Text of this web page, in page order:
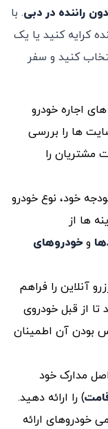
راننده در دبی. با
کرایه کنید یا یک
کنید و سفر
اجاره خودرو
ها را بررسی
مشتریان را
خود، نوع خودرو
ها از
وخودروهای
آنلاین را فراهم
از قبل خودروی
بودن آن اطمینان
مدارک خود
) را ارائه دهید.
خودروهای ارائه